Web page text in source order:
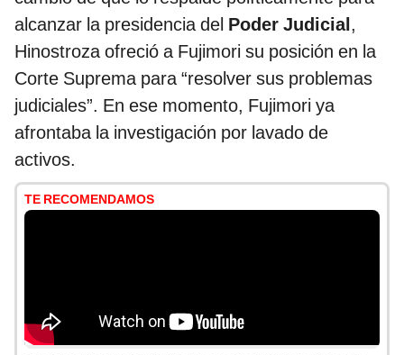
alcanzar la presidencia del Poder Judicial,
Hinostroza ofreció a Fujimori su posición en la
Corte Suprema para “resolver sus problemas
judiciales”. En ese momento, Fujimori ya
afrontaba la investigación por lavado de
activos.
TE RECOMENDAMOS